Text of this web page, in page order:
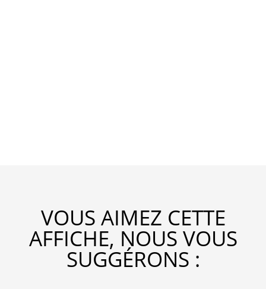
VOUS AIMEZ CETTE
AFFICHE, NOUS VOUS
SUGGÉRONS :